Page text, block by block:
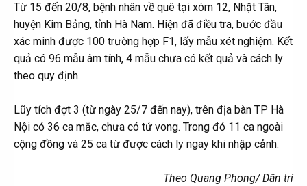
Từ 15 đến 20/8, bệnh nhân về quê tại xóm 12, Nhật Tân,
huyện Kim Bảng, tỉnh Hà Nam. Hiện đã điều tra, bước đầu
xác minh được 100 trường hợp F1, lấy mẫu xét nghiệm. Kết
quả có 96 mẫu âm tính, 4 mẫu chưa có kết quả và cách ly
theo quy định.
Lũy tích đợt 3 (từ ngày 25/7 đến nay), trên địa bàn TP Hà
Nội có 36 ca mắc, chưa có tử vong. Trong đó 11 ca ngoài
cộng đồng và 25 ca từ được cách ly ngay khi nhập cảnh.
Theo Quang Phong/ Dân trí